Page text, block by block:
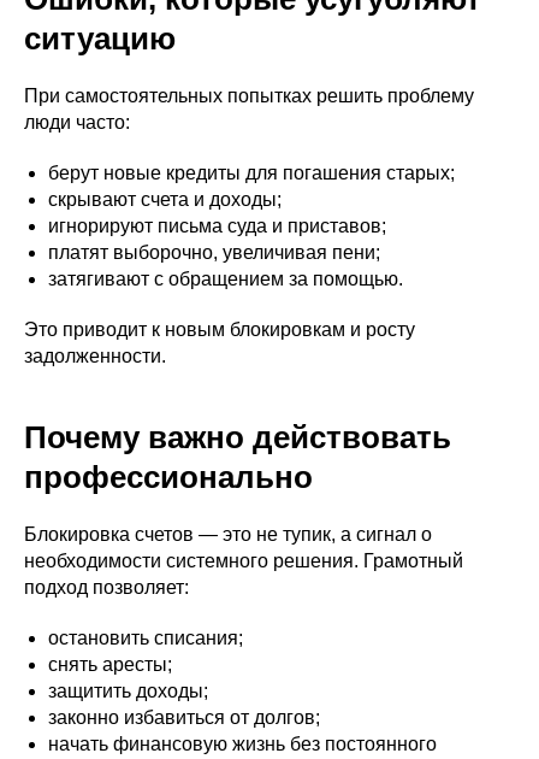
ситуацию
При самостоятельных попытках решить проблему
люди часто:
берут новые кредиты для погашения старых;
скрывают счета и доходы;
игнорируют письма суда и приставов;
платят выборочно, увеличивая пени;
затягивают с обращением за помощью.
Это приводит к новым блокировкам и росту
задолженности.
Почему важно действовать
профессионально
Блокировка счетов — это не тупик, а сигнал о
необходимости системного решения. Грамотный
подход позволяет:
остановить списания;
снять аресты;
защитить доходы;
законно избавиться от долгов;
начать финансовую жизнь без постоянного